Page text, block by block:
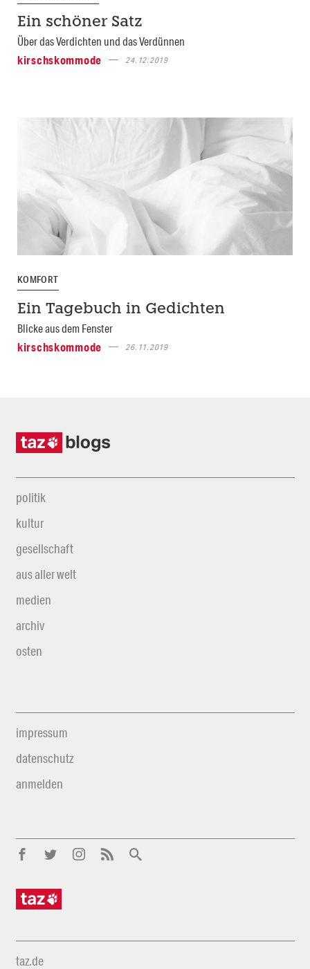
Ein schöner Satz
Über das Verdichten und das Verdünnen
kirschskommode
24.12.2019
KOMFORT
Ein Tagebuch in Gedichten
Blicke aus dem Fenster
kirschskommode
26.11.2019
politik
kultur
gesellschaft
aus aller welt
medien
archiv
osten
impressum
datenschutz
anmelden
taz.de